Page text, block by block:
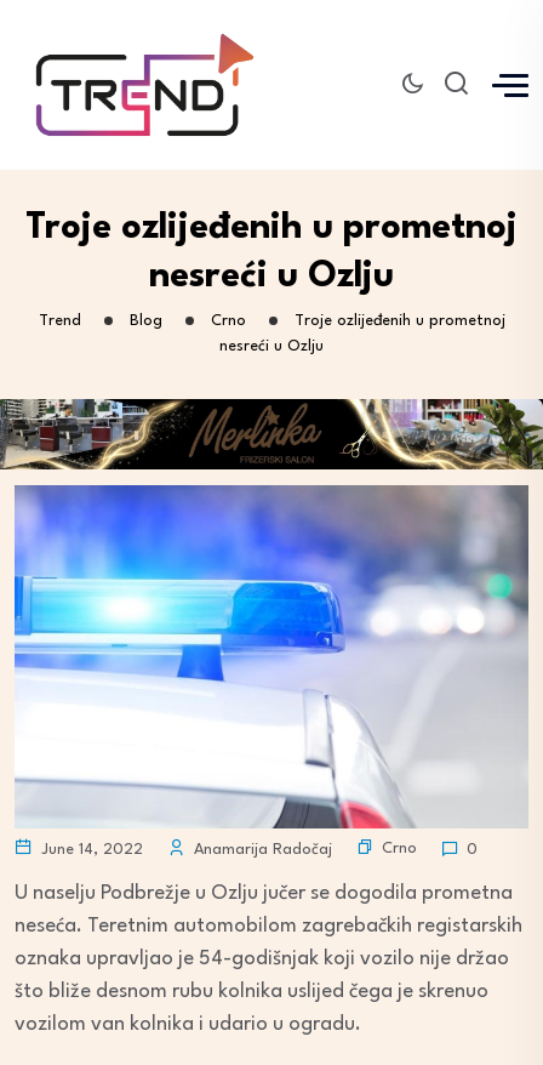
Troje ozlijeđenih u prometnoj
nesreći u Ozlju
Trend Blog Crno
Troje ozlijeđenih u prometnoj
nesreći u Ozlju
June 14, 2022 Anamarija Radočaj Crno 0
U naselju Podbrežje u Ozlju jučer se dogodila prometna
neseća. Teretnim automobilom zagrebačkih registarskih
oznaka upravljao je 54-godišnjak koji vozilo nije držao
što bliže desnom rubu kolnika uslijed čega je skrenuo
vozilom van kolnika i udario u ogradu.